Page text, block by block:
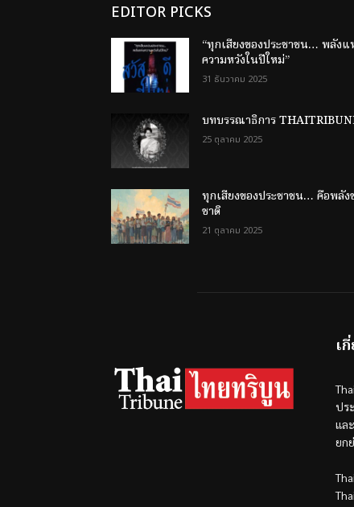
EDITOR PICKS
“ทุกเสียงของประชาชน… พลังแ
ความหวังในปีใหม่”
31 ธันวาคม 2025
บทบรรณาธิการ
25 ตุลาคม 2025
ทุกเสียงของประชาชน… คือพลัง
ชาติ
21 ตุลาคม 2025
เ
ปร
แล
ยก